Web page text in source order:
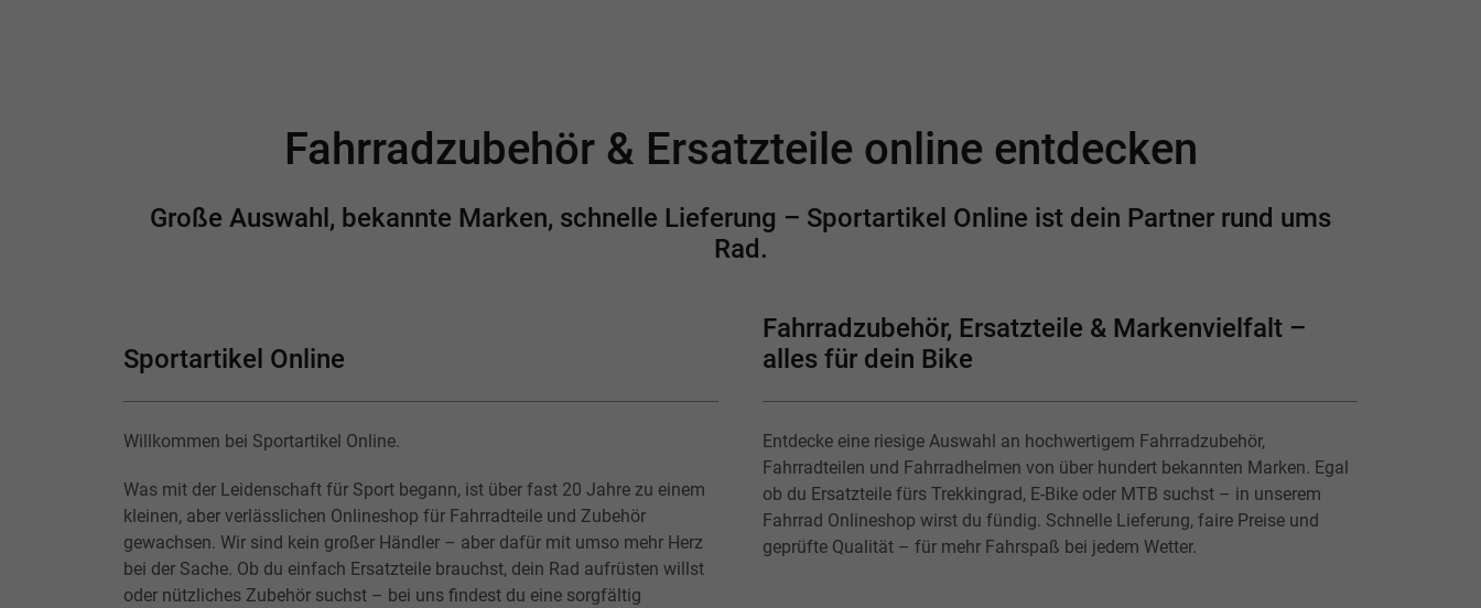
Fahrradzubehör & Ersatzteile online entdecken
Große Auswahl, bekannte Marken, schnelle Lieferung – Sportartikel Online ist dein Partner rund ums
Rad.
Sportartikel Online
Willkommen bei Sportartikel Online.
Was mit der Leidenschaft für Sport begann, ist über fast 20 Jahre zu einem
kleinen, aber verlässlichen Onlineshop für Fahrradteile und Zubehör
gewachsen. Wir sind kein großer Händler – aber dafür mit umso mehr Herz
bei der Sache. Ob du einfach Ersatzteile brauchst, dein Rad aufrüsten willst
oder nützliches Zubehör suchst – bei uns findest du eine sorgfältig
Fahrradzubehör, Ersatzteile & Markenvielfalt –
alles für dein Bike
Entdecke eine riesige Auswahl an hochwertigem Fahrradzubehör,
Fahrradteilen und Fahrradhelmen von über hundert bekannten Marken. Egal
ob du Ersatzteile fürs Trekkingrad, E-Bike oder MTB suchst – in unserem
Fahrrad Onlineshop wirst du fündig. Schnelle Lieferung, faire Preise und
geprüfte Qualität – für mehr Fahrspaß bei jedem Wetter.